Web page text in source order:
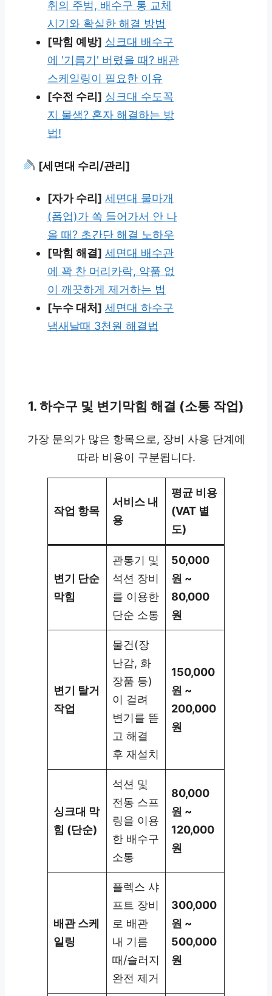
취의 주범, 배수구 통 교체
시기와 확실한 해결 방법
[막힘 예방] 싱크대 배수구
에 '기름기' 버렸을 때? 배관
스케일링이 필요한 이유
[수전 수리] 싱크대 수도꼭
지 물샘? 혼자 해결하는 방
법!
[세면대 수리/관리]
[자가 수리] 세면대 물마개
(폽업)가 쏙 들어가서 안 나
올 때? 초간단 해결 노하우
[막힘 해결] 세면대 배수관
에 꽉 찬 머리카락, 약품 없
이 깨끗하게 제거하는 법
[누수 대처] 세면대 하수구
냄새날때 3천원 해결법
1. 하수구 및 변기막힘 해결 (소통 작업)
가장 문의가 많은 항목으로, 장비 사용 단계에
따라 비용이 구분됩니다.
작업 항목
서비스 내
용
평균 비용
(VAT 별
도)
변기 단순
막힘
관통기 및
석션 장비
를 이용한
단순 소통
50,000
원 ~
80,000
원
변기 탈거
작업
물건(장
난감, 화
장품 등)
이 걸려
변기를 뜯
고 해결
후 재설치
150,000
원 ~
200,000
원
싱크대 막
힘 (단순)
석션 및
전동 스프
링을 이용
한 배수구
소통
80,000
원 ~
120,000
원
배관 스케
일링
플렉스 샤
프트 장비
로 배관
내 기름
때/슬러지
완전 제거
300,000
원 ~
500,000
원